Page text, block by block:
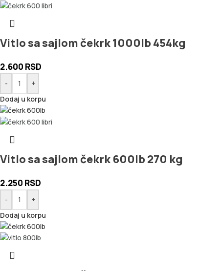
Vitlo sa sajlom čekrk 1000lb 454kg
2.600 RSD
-
+
Dodaj u korpu
Vitlo sa sajlom čekrk 600lb 270 kg
2.250 RSD
-
+
Dodaj u korpu